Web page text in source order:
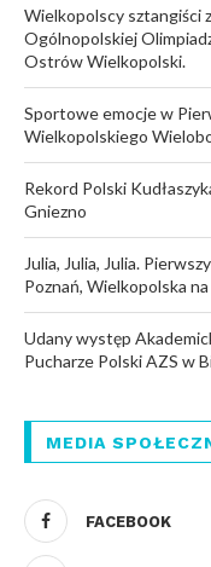
Wielkopolscy sztangiści
Ogólnopolskiej
Ostrów Wielkopolski.
Sportowe emocje w
Wielkopolskiego
Rekord Polski
Gniezno
Julia, Julia, Julia.
Poznań, Wielkopolska
Udany występ
Pucharze Polski AZS w
MEDIA
FACEBOOK